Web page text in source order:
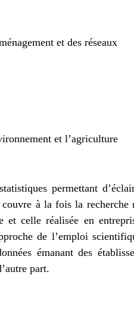
et des réseaux
et l’agriculture
permettant
à la fois la recherche
et celle réalisée en
de l’emploi
émanant des
part.